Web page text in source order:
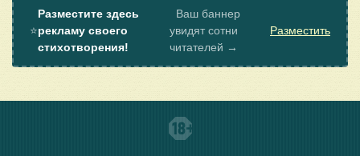
⭐
Разместите здесь
рекламу своего
стихотворения!
Ваш баннер
увидят сотни
читателей →
Разместить